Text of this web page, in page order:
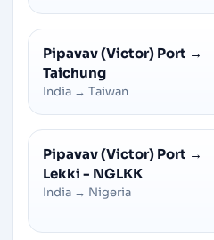
Pipavav (Victor) Port →
Taichung
India → Taiwan
Pipavav (Victor) Port →
Lekki - NGLKK
India → Nigeria